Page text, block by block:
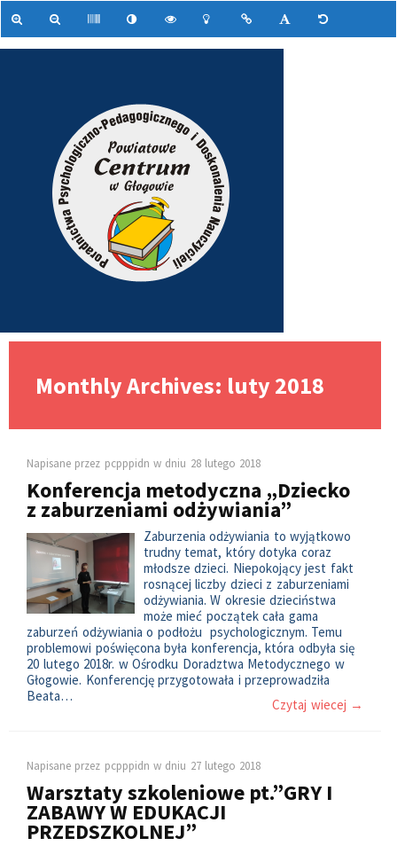
Monthly Archives: luty 2018
Napisane przez pcpppidn w dniu 28 lutego 2018
Konferencja metodyczna „Dziecko
z zaburzeniami odżywiania”
Zaburzenia odżywiania to wyjątkowo
trudny temat, który dotyka coraz
młodsze dzieci. Niepokojący jest fakt
rosnącej liczby dzieci z zaburzeniami
odżywiania. W okresie dzieciństwa
może mieć początek cała gama
zaburzeń odżywiania o podłożu psychologicznym. Temu
problemowi poświęcona była konferencja, która odbyła się
20 lutego 2018r. w Ośrodku Doradztwa Metodycznego w
Głogowie. Konferencję przygotowała i przeprowadziła
Beata…
Czytaj wiecej →
Napisane przez pcpppidn w dniu 27 lutego 2018
Warsztaty szkoleniowe pt.”GRY I
ZABAWY W EDUKACJI
PRZEDSZKOLNEJ”